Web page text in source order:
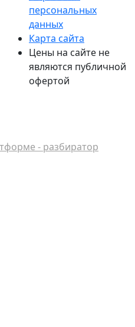
персональных
данных
Карта сайта
Цены на сайте не
являются публичной
офертой
- разбиратор